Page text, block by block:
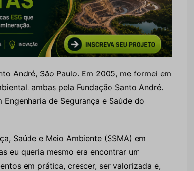
André, São Paulo. Em 2005, me formei em
ambas pela Fundação Santo André.
Engenharia de Segurança e Saúde do
Saúde e Meio Ambiente (SSMA) em
eu queria mesmo era encontrar um
em prática, crescer, ser valorizada e,